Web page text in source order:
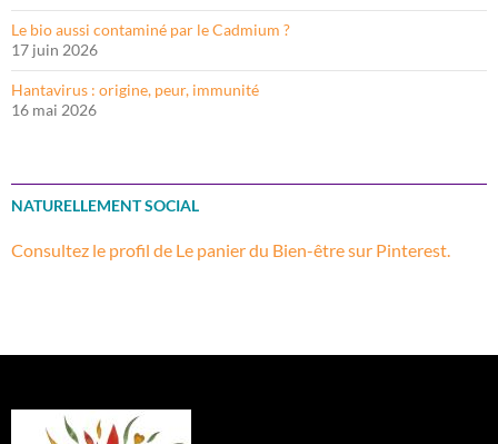
Le bio aussi contaminé par le Cadmium ?
17 juin 2026
Hantavirus : origine, peur, immunité
16 mai 2026
NATURELLEMENT SOCIAL
Consultez le profil de Le panier du Bien-être sur Pinterest.